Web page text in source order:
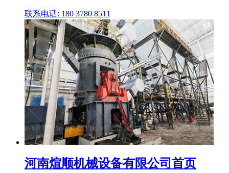
联系电话: 180 3780 8511
河南煊顺机械设备有限公司首页